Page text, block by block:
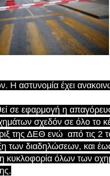
Η αστυνομία έχει
σε εφαρμογή η
σχεδόν σε όλο το
της ΔΕΘ ενώ από τις 2
των διαδηλώσεων, και
η κυκλοφορία όλων των